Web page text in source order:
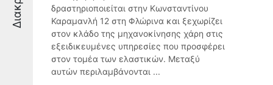
δραστηριοποιείται στην Κωνσταντίνου
Καραμανλή 12 στη Φλώρινα και ξεχωρίζει
στον κλάδο της μηχανοκίνησης χάρη στις
εξειδικευμένες υπηρεσίες που προσφέρει
στον τομέα των ελαστικών. Μεταξύ
αυτών περιλαμβάνονται ...